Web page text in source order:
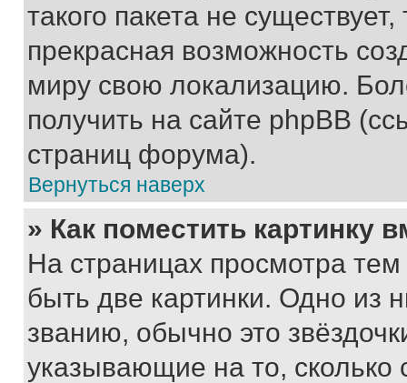
такого пакета не
прекрасная возможность
миру свою локализацию.
получить на сайте phpBB
страниц форума).
Вернуться наверх
» Как поместить картинку
На страницах просмотра
быть две картинки. Одно из
званию, обычно это
указывающие на то,